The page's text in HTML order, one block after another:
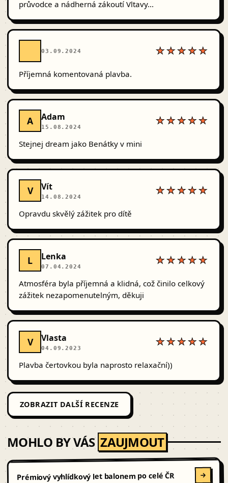
průvodce a nádherná zákoutí Vltavy...
03.09.2024 ★★★★★
Příjemná komentovaná plavba.
A Adam
15.08.2024
★★★★★
Stejnej dream jako Benátky v mini
V Vít
14.08.2024
★★★★★
Opravdu skvělý zážitek pro dítě
L Lenka
07.04.2024
★★★★★
Atmosféra byla příjemná a klidná, což činilo celkový
zážitek nezapomenutelným, děkuji
V Vlasta
04.09.2023
★★★★★
Plavba čertovkou byla naprosto relaxační))
ZOBRAZIT DALŠÍ RECENZE
MOHLO BY VÁS ZAUJMOUT
Prémiový vyhlídkový let balonem po celé ČR